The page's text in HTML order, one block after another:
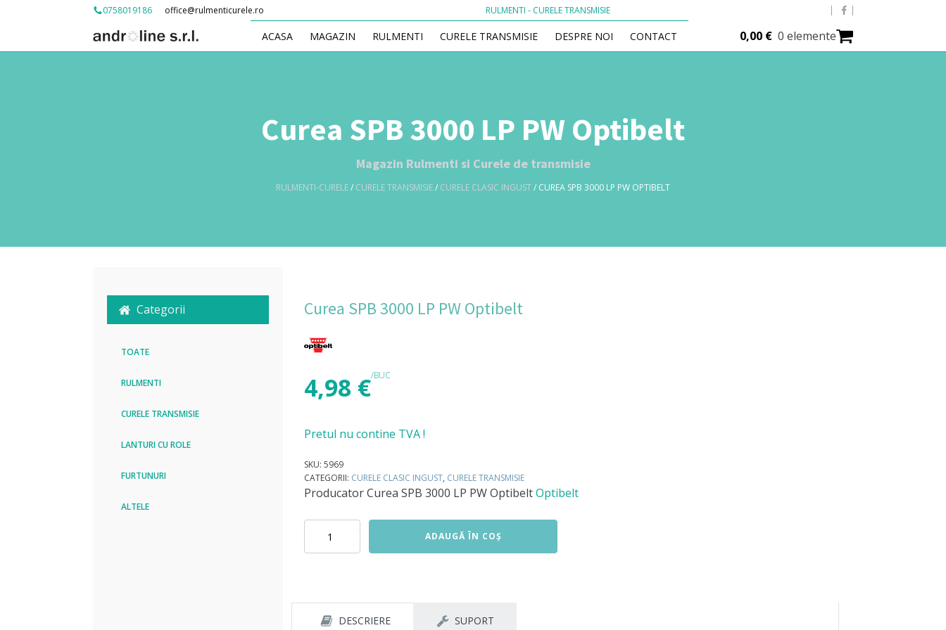
0758019186 office@rulmenticurele.ro RULMENTI - CURELE TRANSMISIE
ACASA MAGAZIN RULMENTI CURELE TRANSMISIE DESPRE NOI CONTACT 0,00 € 0 elemente
Curea SPB 3000 LP PW Optibelt
Magazin Rulmenti si Curele de transmisie
RULMENTI-CURELE/ CURELE TRANSMISIE/ CURELE CLASIC INGUST/ CUREA SPB 3000 LP PW OPTIBELT
Categorii
TOATE
RULMENTI
CURELE TRANSMISIE
LANTURI CU ROLE
FURTUNURI
ALTELE
Curea SPB 3000 LP PW Optibelt
4,98 €/BUC
Pretul nu contine TVA !
SKU: 5969
CATEGORII: CURELE CLASIC INGUST, CURELE TRANSMISIE
ProducatorCurea SPB 3000 LP PW OptibeltOptibelt
Cantitate
ADAUGĂ ÎN COȘ
DESCRIERE SUPORT